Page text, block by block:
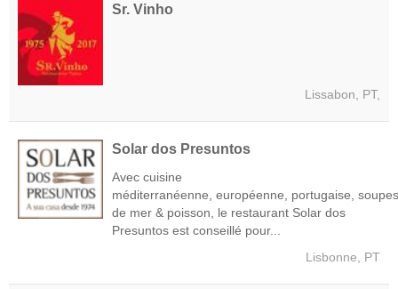
Sr. Vinho
Lissabon, PT,
Solar dos Presuntos
Avec cuisine
méditerranéenne, européenne, portugaise,
de mer & poisson, le restaurant Solar dos
Presuntos est conseillé pour...
Lisbonne, PT